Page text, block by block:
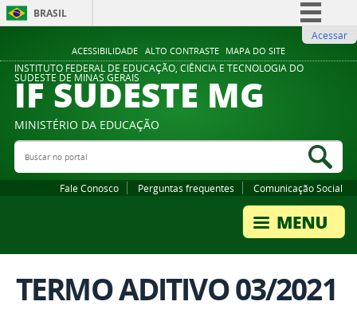
ACESSIBILIDADE ALTO CONTRASTE MAPA DO SITE
BRASIL
Comunica BR
Participe
Legislação
Acessar
INSTITUTO FEDERAL DE EDUCAÇÃO, CIÊNCIA E TECNOLOGIA DO
SUDESTE DE MINAS GERAIS
IF SUDESTE MG
MINISTÉRIO DA EDUCAÇÃO
Buscar no portal
Fale Conosco Perguntas frequentes Comunicação Social
TERMO ADITIVO 03/2021